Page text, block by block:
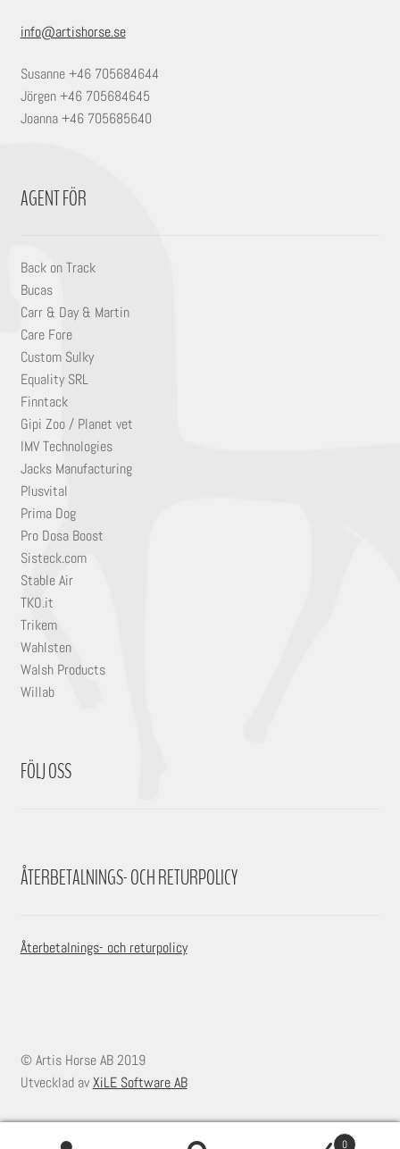
info@artishorse.se
Susanne +46 705684644
Jörgen +46 705684645
Joanna +46 705685640
AGENT FÖR
Back on Track
Bucas
Carr & Day & Martin
Care Fore
Custom Sulky
Equality SRL
Finntack
Gipi Zoo / Planet vet
IMV Technologies
Jacks Manufacturing
Plusvital
Prima Dog
Pro Dosa Boost
Sisteck.com
Stable Air
TKO.it
Trikem
Wahlsten
Walsh Products
Willab
FÖLJ OSS
ÅTERBETALNINGS- OCH RETURPOLICY
Återbetalnings- och returpolicy
© Artis Horse AB 2019
Utvecklad avXiLE Software AB
0